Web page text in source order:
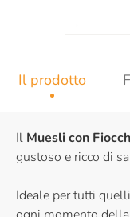
Il prodotto
Il Muesli con
gustoso e ricco di
Ideale per tutti